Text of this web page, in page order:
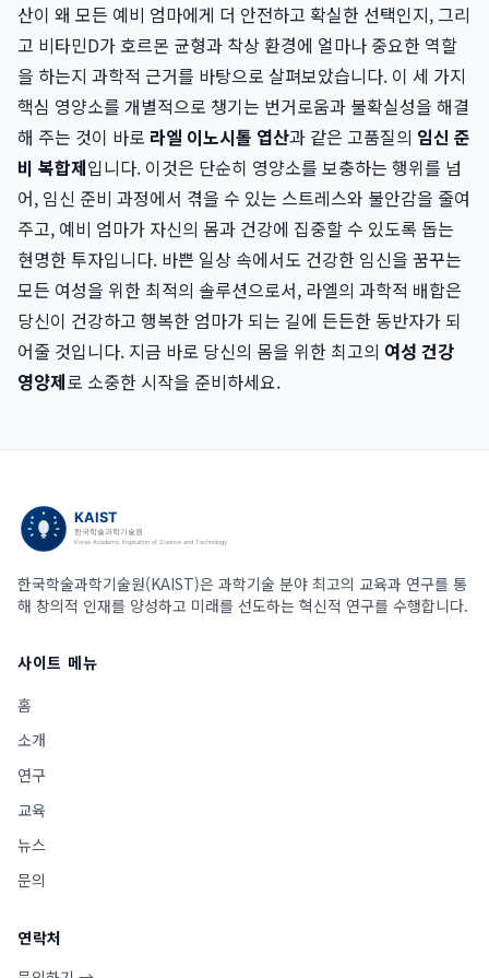
산이 왜 모든 예비 엄마에게 더 안전하고 확실한 선택인지, 그리
고 비타민D가 호르몬 균형과 착상 환경에 얼마나 중요한 역할
을 하는지 과학적 근거를 바탕으로 살펴보았습니다. 이 세 가지
핵심 영양소를 개별적으로 챙기는 번거로움과 불확실성을 해결
해 주는 것이 바로 라엘 이노시톨 엽산과 같은 고품질의 임신 준
비 복합제입니다. 이것은 단순히 영양소를 보충하는 행위를 넘
어, 임신 준비 과정에서 겪을 수 있는 스트레스와 불안감을 줄여
주고, 예비 엄마가 자신의 몸과 건강에 집중할 수 있도록 돕는
현명한 투자입니다. 바쁜 일상 속에서도 건강한 임신을 꿈꾸는
모든 여성을 위한 최적의 솔루션으로서, 라엘의 과학적 배합은
당신이 건강하고 행복한 엄마가 되는 길에 든든한 동반자가 되
어줄 것입니다. 지금 바로 당신의 몸을 위한 최고의 여성 건강
영양제로 소중한 시작을 준비하세요.
한국학술과학기술원(KAIST)은 과학기술 분야 최고의 교육과 연구를 통
해 창의적 인재를 양성하고 미래를 선도하는 혁신적 연구를 수행합니다.
사이트 메뉴
홈
소개
연구
교육
뉴스
문의
연락처